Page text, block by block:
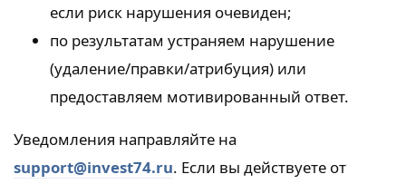
если риск нарушения очевиден;
по результатам устраняем нарушение
(удаление/правки/атрибуция) или
предоставляем мотивированный ответ.
Уведомления направляйте на
support@invest74.ru. Если вы действуете от